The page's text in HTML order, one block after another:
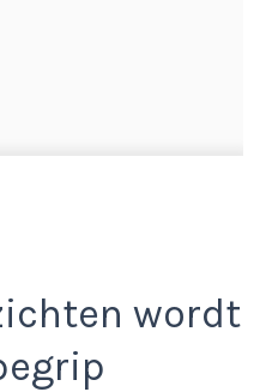
wordt